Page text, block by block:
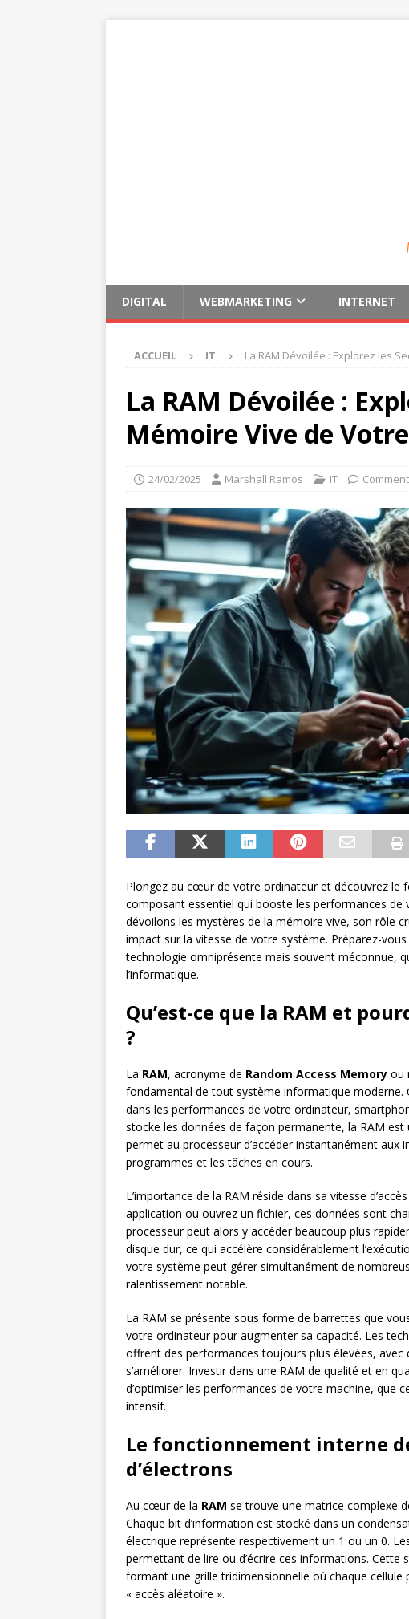
DIGITAL WEBMARKETING INTERNET
ACCUEIL IT La RAM Dévoilée : Explorez les
La RAM Dévoilée :
Mémoire Vive de
24/02/2025 Marshall Ramos IT
Plongez au cœur de votre ordinateur et découvrez le
composant essentiel qui booste les performances de
dévoilons les mystères de la mémoire vive, son rôle
impact sur la vitesse de votre système. Préparez-
technologie omniprésente mais souvent méconnue,
l’informatique.
Qu’est-ce que la RAM et
?
La RAM, acronyme de Random Access Memory ou
fondamental de tout système informatique
dans les performances de votre ordinateur,
stocke les données de façon permanente, la RAM
permet au processeur d’accéder instantanément
programmes et les tâches en cours.
L’importance de la RAM réside dans sa vitesse
application ou ouvrez un fichier, ces données sont
processeur peut alors y accéder beaucoup plus
disque dur, ce qui accélère considérablement
votre système peut gérer simultanément de
ralentissement notable.
La RAM se présente sous forme de barrettes que
votre ordinateur pour augmenter sa capacité. Les
offrent des performances toujours plus élevées,
s’améliorer. Investir dans une RAM de qualité et en
d’optimiser les performances de votre machine, que
intensif.
Le fonctionnement interne
d’électrons
Au cœur de la RAM se trouve une matrice complexe
Chaque bit d’information est stocké dans un
électrique représente respectivement un 1 ou un 0.
permettant de lire ou d’écrire ces informations.
formant une grille tridimensionnelle où chaque cellule
« accès aléatoire ».